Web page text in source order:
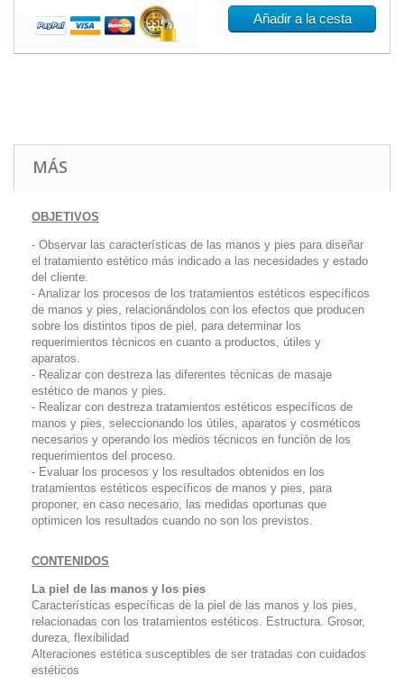
Añadir a la cesta
MÁS
OBJETIVOS
- Observar las características de las manos y pies para diseñar
el tratamiento estético más indicado a las necesidades y estado
del cliente.
- Analizar los procesos de los tratamientos estéticos específicos
de manos y pies, relacionándolos con los efectos que producen
sobre los distintos tipos de piel, para determinar los
requerimientos técnicos en cuanto a productos, útiles y
aparatos.
- Realizar con destreza las diferentes técnicas de masaje
estético de manos y pies.
- Realizar con destreza tratamientos estéticos específicos de
manos y pies, seleccionando los útiles, aparatos y cosméticos
necesarios y operando los medios técnicos en función de los
requerimientos del proceso.
- Evaluar los procesos y los resultados obtenidos en los
tratamientos estéticos específicos de manos y pies, para
proponer, en caso necesario, las medidas oportunas que
optimicen los resultados cuando no son los previstos.
CONTENIDOS
La piel de las manos y los pies
Características específicas de la piel de las manos y los pies,
relacionadas con los tratamientos estéticos. Estructura. Grosor,
dureza, flexibilidad
Alteraciones estética susceptibles de ser tratadas con cuidados
estéticos